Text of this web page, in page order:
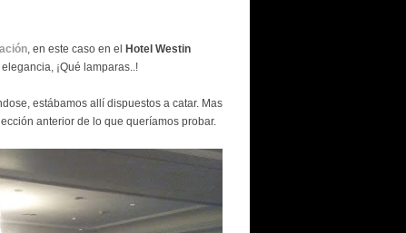
, en este caso en el
Hotel Westin
¡Qué lamparas..!
estábamos allí dispuestos a catar. Mas
anterior de lo que queríamos probar.